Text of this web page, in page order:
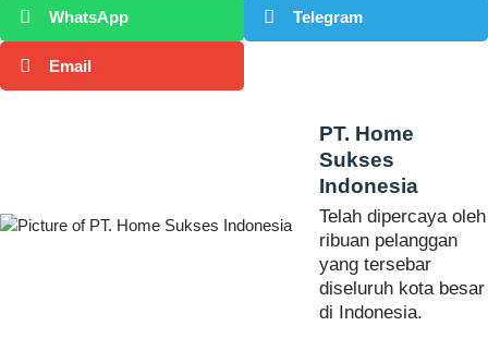
WhatsApp Telegram
Email
PT. Home
Sukses
Indonesia
Telah dipercaya oleh
ribuan pelanggan
yang tersebar
diseluruh kota besar
di Indonesia.